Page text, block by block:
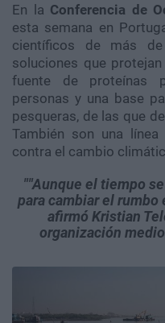
En la Conferencia de
esta semana en
científicos de más
soluciones que
fuente de proteínas
personas y una base
pesqueras, de las que
También son una
contra el cambio
"Aunque el tiempo
para cambiar el rumbo
afirmó Kristian
organización